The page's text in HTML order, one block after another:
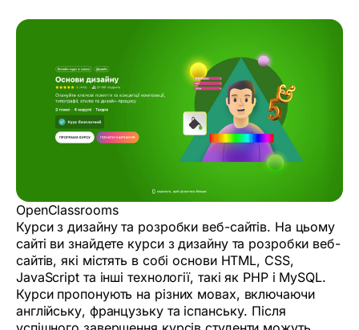
OpenClassrooms
Курси з дизайну та розробки веб-сайтів. На цьому
сайті ви знайдете курси з дизайну та розробки веб-
сайтів, які містять в собі основи HTML, CSS,
JavaScript та інші технології, такі як PHP і MySQL.
Курси пропонують на різних мовах, включаючи
англійську, французьку та іспанську. Після